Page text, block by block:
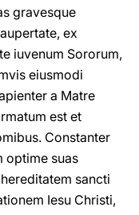
gravesque
ex
iuvenum Sororum,
eiusmodi
a Matre
est et
Constanter
optime suas
sancti
Iesu Christi,